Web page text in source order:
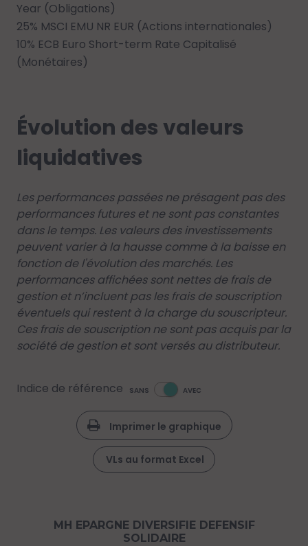
Year (Obligations)
25% MSCI EMU NR EUR (Actions internationales)
10% ECB Euro Short-term Rate Capitalisé
(Monétaires)
Évolution des valeurs
liquidatives
Les performances passées ne présagent pas des
performances futures et ne sont pas constantes
dans le temps. Les valeurs des investissements
peuvent varier à la hausse comme à la baisse en
fonction de l'évolution des marchés. Les
performances affichées sont nettes de frais de
gestion et n’incluent pas les frais de souscription
éventuels qui restent à la charge du souscripteur.
Ces frais de souscription ne sont pas acquis par la
société de gestion et sont versés au distributeur.
Indice de référence SANS AVEC
Imprimer le graphique
VLs au format Excel
MH EPARGNE DIVERSIFIE DEFENSIF
SOLIDAIRE